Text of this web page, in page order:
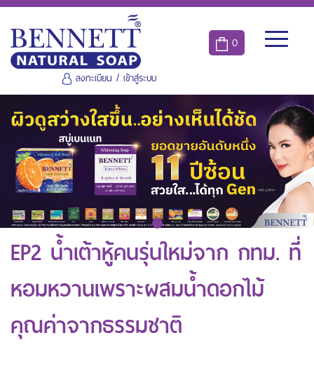
0
ลงทะเบียน / เข้าสู่ระบบ
EP2 น้ำเต้าหู้คนรุ่นใหม่จาก กทม. ที่
หอมหวานเพราะผสมน้ำดอกไม้
คุณค่าจากธรรมชาติ